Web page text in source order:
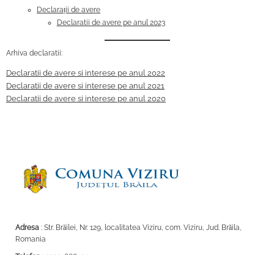
Declarații de avere
Declaratii de avere pe anul 2023
Arhiva declaratii:
Declaratii de avere si interese pe anul 2022
Declaratii de avere si interese pe anul 2021
Declaratii de avere si interese pe anul 2020
Adresa : Str. Brăilei, Nr. 129, localitatea Viziru, com. Viziru, Jud. Brăila,
Romania